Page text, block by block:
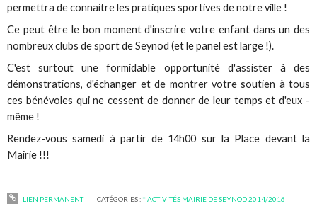
permettra de connaitre les pratiques sportives de notre ville !
Ce peut être le bon moment d'inscrire votre enfant dans un des
nombreux clubs de sport de Seynod (et le panel est large !).
C'est surtout une formidable opportunité d'assister à des
démonstrations, d'échanger et de montrer votre soutien à tous
ces bénévoles qui ne cessent de donner de leur temps et d'eux -
même !
Rendez-vous samedi à partir de 14h00 sur la Place devant la
Mairie !!!
LIEN PERMANENT CATÉGORIES : * ACTIVITÉS MAIRIE DE SEYNOD 2014/2016